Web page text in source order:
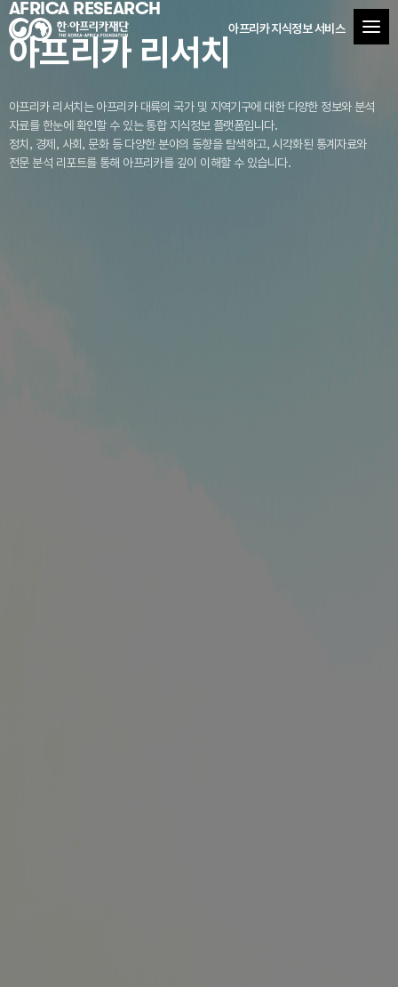
아프리카 지식정보 서비스
AFRICA RESEARCH
아프리카 리서치
아프리카 리서치는 아프리카 대륙의 국가 및 지역기구에 대한 다양한 정보와 분석
자료를 한눈에 확인할 수 있는 통합 지식정보 플랫폼입니다.
정치, 경제, 사회, 문화 등 다양한 분야의 동향을 탐색하고, 시각화된 통계자료와
전문 분석 리포트를 통해 아프리카를 깊이 이해할 수 있습니다.